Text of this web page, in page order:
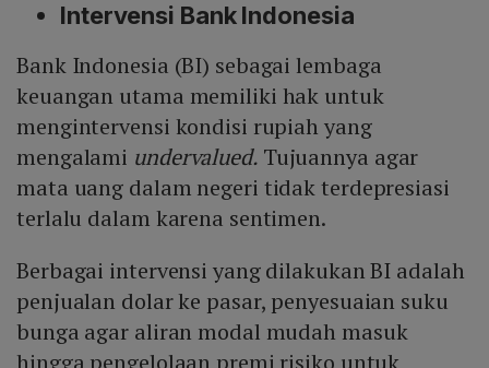
Intervensi Bank Indonesia
Bank Indonesia (BI) sebagai lembaga
keuangan utama memiliki hak untuk
mengintervensi kondisi rupiah yang
mengalami undervalued. Tujuannya agar
mata uang dalam negeri tidak terdepresiasi
terlalu dalam karena sentimen.
Berbagai intervensi yang dilakukan BI adalah
penjualan dolar ke pasar, penyesuaian suku
bunga agar aliran modal mudah masuk